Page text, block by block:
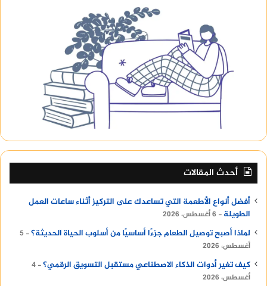
أحدث المقالات
أفضل أنواع الأطعمة التي تساعدك على التركيز أثناء ساعات العمل
الطويلة
6 أغسطس، 2026
لماذا أصبح توصيل الطعام جزءًا أساسيًا من أسلوب الحياة الحديثة؟
5
أغسطس، 2026
كيف تغير أدوات الذكاء الاصطناعي مستقبل التسويق الرقمي؟ 4
أغسطس، 2026